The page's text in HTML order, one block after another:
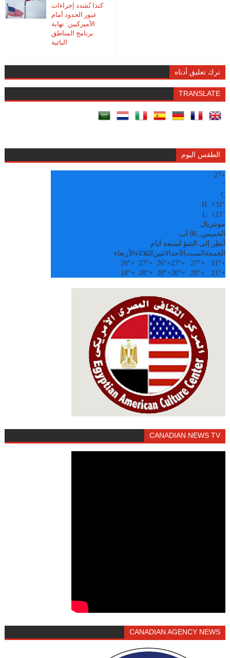
كندا تُشدد إجراءات
عبور الحدود أمام
الأميركيين: نهاية
برنامج المناطق
النائية
ترك تعليق أدناه
TRANSLATE
الطقس اليوم
+
27
°
C
H:+31°
L:+21°
مونتريال
الخميس, 06 آب
أنظر إلى التنبؤ لسبعة أيام
الجمعة السبت الأحدالاثنين الثلاثاء الأربعاء
+
31°
+
27°
+
27°
+
26°
+
27°
+
26°
+
21°
+
20°
+
20°
+
20°
+
20°
+
18°
CANADIAN NEWS TV
CANADIAN AGENCY NEWS